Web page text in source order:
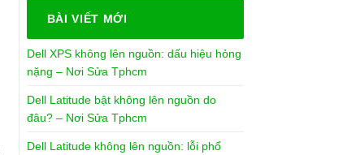
BÀI VIẾT MỚI
Dell XPS không lên nguồn: dấu hiệu hỏng
nặng – Nơi Sửa Tphcm
Dell Latitude bật không lên nguồn do
đâu? – Nơi Sửa Tphcm
Dell Latitude không lên nguồn: lỗi phổ